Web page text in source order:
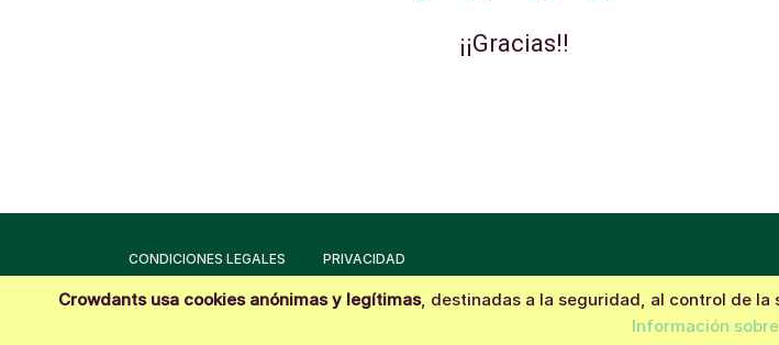
¡¡Gracias!!
CONDICIONES LEGALES PRIVACIDAD
Crowdants usa cookies anónimas y legítimas, destinadas a la seguridad, al control de la
Información